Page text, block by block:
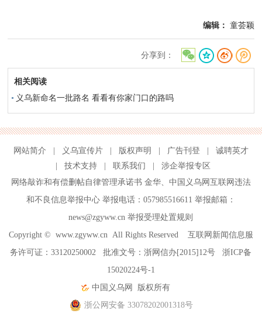
编辑： 童荟颖
分享到：
相关阅读
义乌新命名一批路名 看看有你家门口的路吗
网站简介 义乌宣传片 版权声明 广告刊登
诚聘英才
技术支持 联系我们
涉企举报专区
网络敲诈和有偿删帖自律管理承诺书 金华、 中国义乌网互联网违法
和不良信息举报中心举报电话：057985516611 举报邮箱：
news@zgyww.cn举报受理处置规则
Copyright © www.zgyww.cn All Rights Reserved 互联网新闻信息服
务许可证：33120250002 批准文号：浙网信办[2015]12号浙ICP备
15020224号-1
中国义乌网
版权所有
浙公网安备 33078202001318号